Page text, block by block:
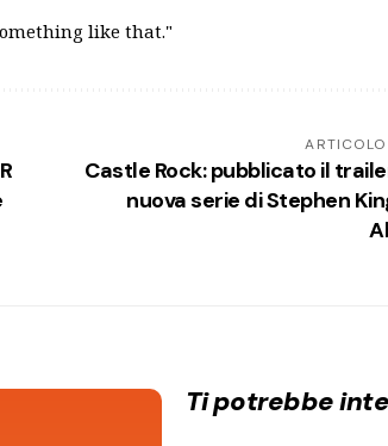
like that."
Castle Rock: pubblicato il
nuova serie di Stephen
Ti potrebbe